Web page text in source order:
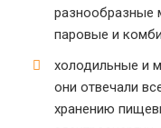
разнообразные
паровые и
холодильные и
они отвечали
хранению